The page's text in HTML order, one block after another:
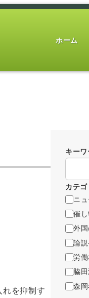
ホーム
を抑制す
キー
カテ
ニ
催
外
論
労
脇
森